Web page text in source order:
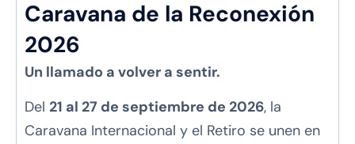
Caravana de la Reconexión
2026
Un llamado a volver a sentir.
Del 21 al 27 de septiembre de 2026, la
Caravana Internacional y el Retiro se unen en